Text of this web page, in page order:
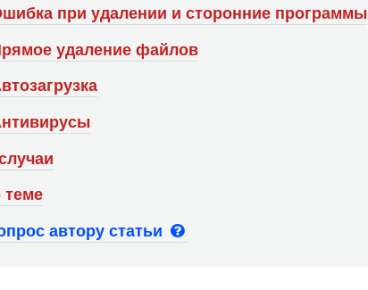
при удалении и сторонние программы
удаление файлов
автору статьи